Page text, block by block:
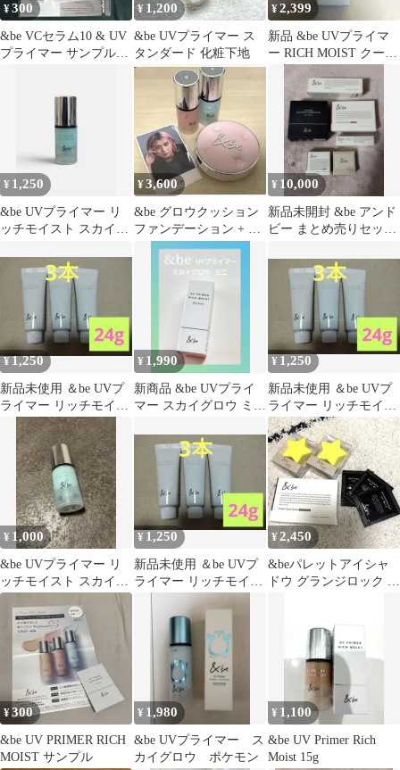
¥300
&be VCセラム10 & UV
プライマー サンプルセ
¥ 1,200
&be UVプライマー ス
タンダード 化粧下地
¥2,399
新品 &be UVプライマ
ー RICH MOIST クール
¥ 1,250
&be UVプライマー リ
ッチモイスト スカイグ
¥3,600
&be グロウクッション
ファンデーション + uv
プライマー
¥ 10,000
新品未開封 &be アンド
ビー まとめ売りセット
シャドウ
¥1,250
新品未使用 ＆be UVプ
ライマー リッチモイス
ト スタンダード 8g×3
本 ①
¥ 1,990
新商品 &be UVプライ
マー スカイグロウ ミニ
¥ 1,250
新品未使用 ＆be UVプ
ライマー リッチモイス
ト スタンダード 8g×3
本 ③
¥ 1,000
&be UVプライマー リ
ッチモイスト スカイグ
ロウ
¥ 1,250
新品未使用 ＆be UVプ
ライマー リッチモイス
ト スタンダード 8g×3
¥2,450
&beパレットアイシャ
ドウ グランジロック ス
¥300
&be UV PRIMER RICH
MOIST サンプル
¥ 1,980
&be UVプライマー ス
カイグロウ ポケモン
¥ 1,100
&be UV Primer Rich
Moist 15g